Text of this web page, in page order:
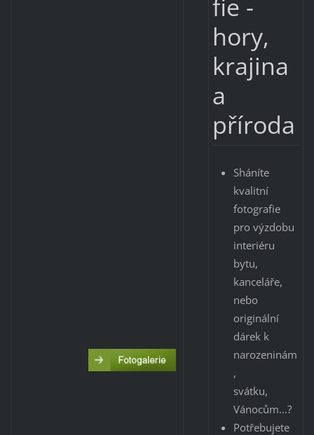
fie -
hory,
krajina
a
příroda
Sháníte
kvalitní
fotografie
pro výzdobu
interiéru
bytu,
kanceláře,
nebo
originální
dárek k
narozeninám
,
svátku,
Vánocům...?
Potřebujete